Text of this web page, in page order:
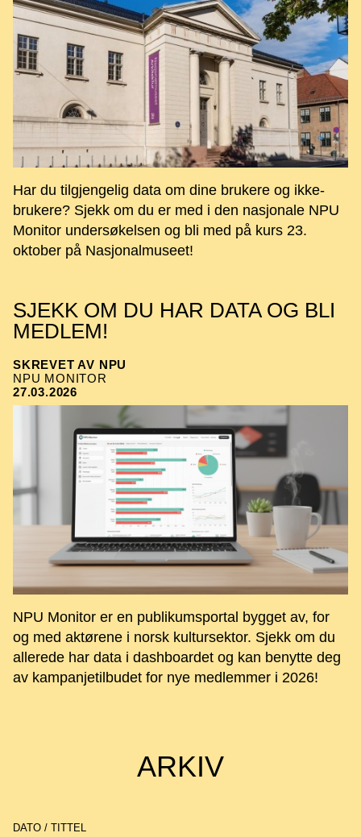
Har du tilgjengelig data om dine brukere og ikke-
brukere? Sjekk om du er med i den nasjonale NPU
Monitor undersøkelsen og bli med på kurs 23.
oktober på Nasjonalmuseet!
SJEKK OM DU HAR DATA OG BLI
MEDLEM!
SKREVET AV NPU
NPU MONITOR
27.03.2026
NPU Monitor er en publikumsportal bygget av, for
og med aktørene i norsk kultursektor. Sjekk om du
allerede har data i dashboardet og kan benytte deg
av kampanjetilbudet for nye medlemmer i 2026!
ARKIV
DATO / TITTEL